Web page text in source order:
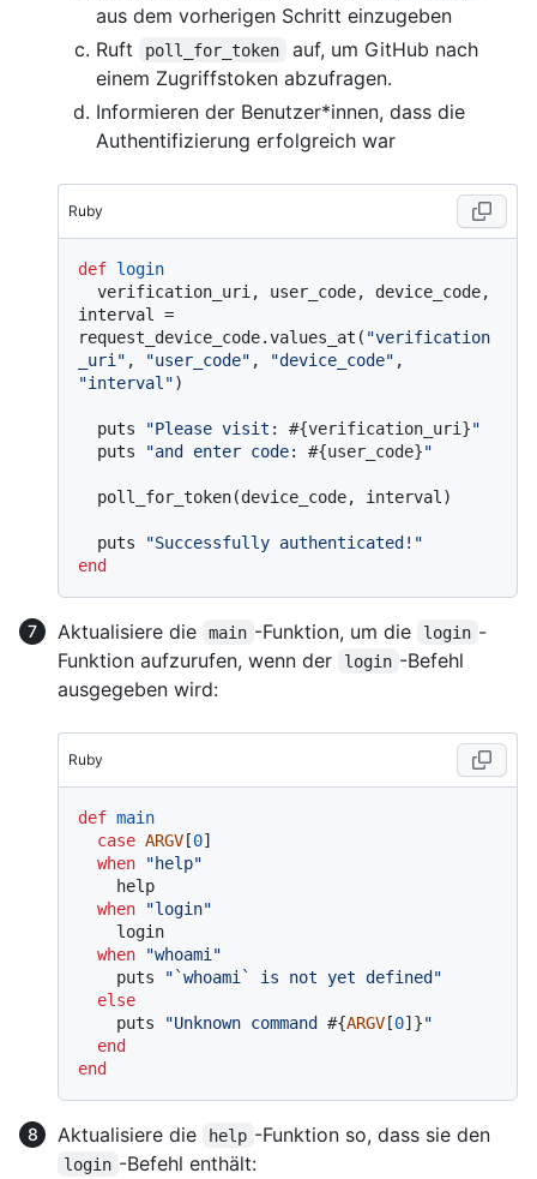
aus dem vorherigen Schritt einzugeben
Ruft
poll_for_token
auf, um GitHub nach
einem Zugriffstoken abzufragen.
Informieren der Benutzer*innen, dass die
Authentifizierung erfolgreich war
Ruby
def login
interval =
request_device_code.values_at( "verification
_uri" , "user_code" , "device_code"
"interval")
  puts
"Please visit: #{verification_uri}"
  puts
"and enter code: #{user_code}"
  puts
"Successfully authenticated!"
end
Aktualisiere die main -Funktion, um die login -
Funktion aufzurufen, wenn der
login -Befehl
ausgegeben wird:
Ruby
def main
case ARGV [0]
when
"help"
when
"login"
when
"whoami"
    puts
"`whoami` is not yet defined"
else
    puts
"Unknown command #{ARGV [0]}"
end
end
Aktualisiere die help -Funktion so, dass sie den
login -Befehl enthält: